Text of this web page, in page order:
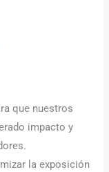
que nuestros
impacto y
la exposición